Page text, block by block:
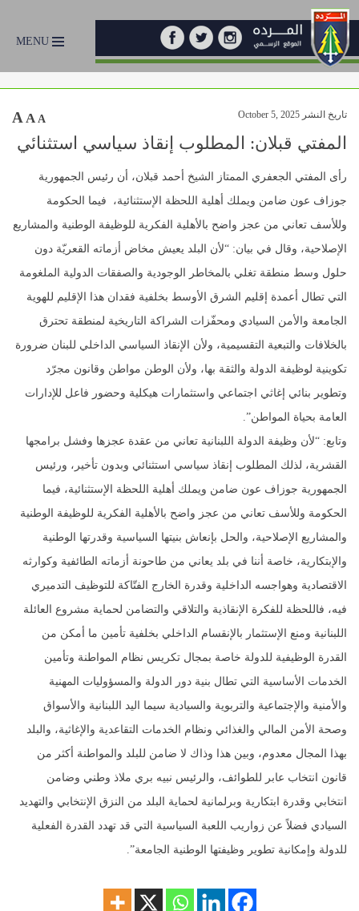
MENU
تاريخ النشر October 5, 2025 A A A
المفتي قبلان: المطلوب إنقاذ سياسي استثنائي
رأى المفتي الجعفري الممتاز الشيخ أحمد قبلان، أن رئيس الجمهورية
جوزاف عون ضامن ويملك أهلية اللحظة الإستثنائية، فيما الحكومة
وللأسف تعاني من عجز واضح بالأهلية الفكرية للوظيفة الوطنية والمشاريع
الإصلاحية، وقال في بيان: “لأن البلد يعيش مخاض أزماته القعريّة دون
حلول وسط منطقة تغلي بالمخاطر الوجودية والصفقات الدولية الملغومة
التي تطال أعمدة إقليم الشرق الأوسط بخلفية فقدان هذا الإقليم للهوية
الجامعة والأمن السيادي ومحفّزات الشراكة التاريخية لمنطقة تحترق
بالخلافات والتبعية التقسيمية، ولأن الإنقاذ السياسي الداخلي للبنان ضرورة
تكوينية لوظيفة الدولة والثقة بها، ولأن الوطن مواطن وقانون مجرّد
وتطوير بنائي إغاثي اجتماعي واستثمارات هيكلية وحضور فاعل للإدارات
العامة بحياة المواطن”.
وتابع: “لأن وظيفة الدولة اللبنانية تعاني من عقدة عجزها وفشل برامجها
القشرية، لذلك المطلوب إنقاذ سياسي استثنائي وبدون تأخير، ورئيس
الجمهورية جوزاف عون ضامن ويملك أهلية اللحظة الإستثنائية، فيما
الحكومة وللأسف تعاني من عجز واضح بالأهلية الفكرية للوظيفة الوطنية
والمشاريع الإصلاحية، والحل بإنعاش بنيتها السياسية وقدرتها الوطنية
والإبتكارية، خاصة أننا في بلد يعاني من طاحونة أزماته الطائفية وكوارثه
الاقتصادية وهواجسه الداخلية وقدرة الخارج الفتّاكة للتوظيف التدميري
فيه، فاللحظة للفكرة الإنقاذية والتلاقي والتضامن لحماية مشروع العائلة
اللبنانية ومنع الإستثمار بالإنقسام الداخلي بخلفية تأمين ما أمكن من
القدرة الوظيفية للدولة خاصة بمجال تكريس نظام المواطنة وتأمين
الخدمات الأساسية التي تطال بنية دور الدولة والمسؤوليات المهنية
والأمنية والإجتماعية والتربوية والسيادية سيما اليد اللبنانية والأسواق
وصحة الأمن المالي والغذائي ونظام الخدمات التقاعدية والإغاثية، والبلد
بهذا المجال معدوم، وبين هذا وذاك لا ضامن للبلد والمواطنة أكثر من
قانون انتخاب عابر للطوائف، والرئيس نبيه بري ملاذ وطني وضامن
انتخابي وقدرة ابتكارية وبرلمانية لحماية البلد من النزق الإنتخابي والتهديد
السيادي فضلاً عن زواريب اللعبة السياسية التي قد تهدد القدرة الفعلية
للدولة وإمكانية تطوير وظيفتها الوطنية الجامعة”.